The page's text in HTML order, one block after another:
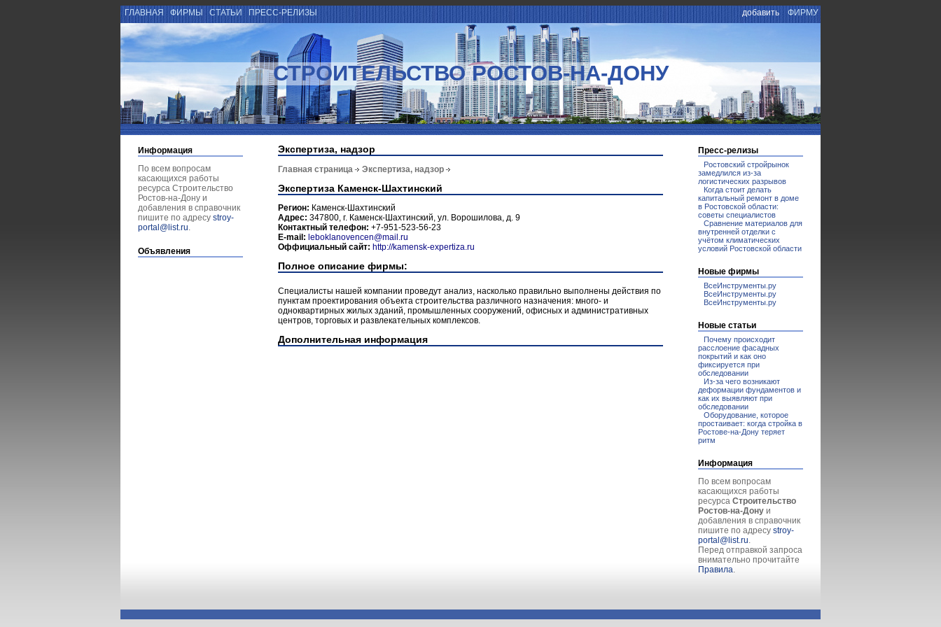
ГЛАВНАЯ ФИРМЫ СТАТЬИ ПРЕСС-РЕЛИЗЫ добавить ФИРМУ
СТРОИТЕЛЬСТВО РОСТОВ-НА-ДОНУ
Информация
По всем вопросам
касающихся работы
ресурса Строительство
Ростов-на-Дону и
добавления в справочник
пишите по адресу stroy-
portal@list.ru.
Объявления
Экспертиза, надзор
Главная страница Экспертиза, надзор
Экспертиза Каменск-Шахтинский
Регион: Каменск-Шахтинский
Адрес: 347800, г. Каменск-Шахтинский, ул. Ворошилова, д. 9
Контактный телефон: +7-951-523-56-23
E-mail: leboklanovencen@mail.ru
Оффициальный сайт: http://kamensk-expertiza.ru
Полное описание фирмы:
Специалисты нашей компании проведут анализ, насколько правильно выполнены действия по
пунктам проектирования объекта строительства различного назначения: много- и
одноквартирных жилых зданий, промышленных сооружений, офисных и административных
центров, торговых и развлекательных комплексов.
Дополнительная информация
Пресс-релизы
Ростовский стройрынок
замедлился из-за
логистических разрывов
Когда стоит делать
капитальный ремонт в доме
в Ростовской области:
советы специалистов
Сравнение материалов для
внутренней отделки с
учётом климатических
условий Ростовской области
Новые фирмы
ВсеИнструменты.ру
ВсеИнструменты.ру
ВсеИнструменты.ру
Новые статьи
Почему происходит
расслоение фасадных
покрытий и как оно
фиксируется при
обследовании
Из-за чего возникают
деформации фундаментов и
как их выявляют при
обследовании
Оборудование, которое
простаивает: когда стройка в
Ростове-на-Дону теряет
ритм
Информация
По всем вопросам
касающихся работы
ресурса Строительство
Ростов-на-Дону и
добавления в справочник
пишите по адресу stroy-
portal@list.ru.
Перед отправкой запроса
внимательно прочитайте
Правила.